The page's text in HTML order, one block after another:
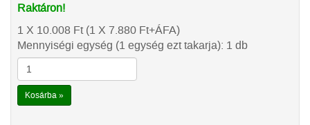
Raktáron!
1 X 10.008 Ft(1 X 7.880 Ft+ÁFA)
Mennyiségi egység (1 egység ezt takarja): 1 db
Kosárba »